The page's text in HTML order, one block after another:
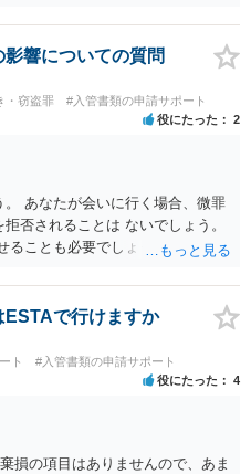
響についての質問
・窃盗罪 #入管書類の申請サポート
役にたった 2
あなたが会いに行く場合、微罪
否されることは ないでしょう。
ることも必要でしょう。
で行けますか
ト #入管書類の申請サポート
役にたった 4
損の項目はありませんので、あま